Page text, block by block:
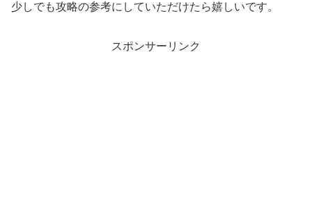
少しでも攻略の参考にしていただけたら嬉しいです。
スポンサーリンク